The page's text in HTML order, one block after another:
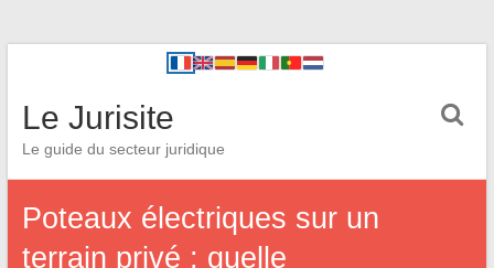
Le Jurisite
Le guide du secteur juridique
Poteaux électriques sur un
terrain privé : quelle